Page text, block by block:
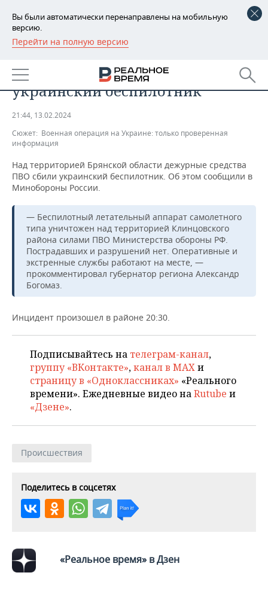
Вы были автоматически перенаправлены на мобильную
версию.
Перейти на полную версию
РЕГИОНЫ
БАШКОРТОСТАН
ТАТАРСТАН
НОВОСТИ
АНАЛИТИКА
КОРОЛИ ГОСЗАКАЗА ПФО
ВУЗЫ ТАТАРСТАНА
КОМУ ПРИНАДЛЕЖАТ
ТОРГОВЫЕ ЦЕНТРЫ
ТАТАРСТАНА
ФИНАНСЫ
БАНКИ
БЮДЖЕТ
ИНВЕСТИЦИИ
НОВОСТИ
ПРОМЫШЛЕННОСТИ
АГРОПРОМ
МАШИНОСТРОЕНИЕ
НЕФТЕХИМИЯ
НЕФТЬ
ЭНЕРГЕТИКА
НЕДВИЖИМОСТЬ
НОВОСТИ НЕДВИЖИМОСТИ
АВТО
НОВОСТИ АВТО
БИЗНЕС
НОВОСТИ БИЗНЕСА
РОЗНИЧНАЯ ТОРГОВЛЯ
ТРАНСПОРТ
ТЕХНОЛОГИИ
НОВОСТИ ТЕХНОЛОГИЙ
IT
ТЕЛЕКОММУНИКАЦИИ
МЕРОПРИЯТИЯ
НОВОСТИ МЕРОПРИЯТИЙ
БИЗНЕС-БРАНЧИ
ONLINE-КОНФЕРЕНЦИИ
ОТКРЫТАЯ ЛЕКЦИЯ
СПОРТ
ФУТБОЛ
ХОККЕЙ
БАСКЕТБОЛ
ВОЛЕЙБОЛ
КИБЕРСПОРТ
ФИГУРНОЕ КАТАНИЕ
ХОККЕЙ С МЯЧОМ
НОВОСТИ ОБЩЕСТВА
ВЛАСТЬ
ИНФРАСТРУКТУРА
ИСТОРИЯ
КУЛЬТУРА
МЕДИЦИНА
ПРОИСШЕСТВИЯ
ФОТОГАЛЕРЕЯ
СЮЖЕТЫ
СПРАВОЧНИК
СПИСОК ПЕРСОН
СПИСОК КОМПАНИЙ
ПОЛНАЯ ВЕРСИЯ
Над Брянской областью сбили
украинский беспилотник
21:44, 13.02.2024
Сюжет: Военная операция на Украине: только проверенная
информация
Над территорией Брянской области дежурные средства
ПВО сбили украинский беспилотник. Об этом сообщили в
Минобороны России.
— Беспилотный летательный аппарат самолетного
типа уничтожен над территорией Клинцовского
района силами ПВО Министерства обороны РФ.
Пострадавших и разрушений нет. Оперативные и
экстренные службы работают на месте, —
прокомментировал губернатор региона Александр
Богомаз.
Инцидент произошел в районе 20:30.
Подписывайтесь на телеграм-канал,
группу «ВКонтакте»,канал в MAXи
страницу в «Одноклассниках» «Реального
времени». Ежедневные видео наRutube и
«Дзене».
Происшествия
Поделитесь в соцсетях
«Реальное время» в Дзен